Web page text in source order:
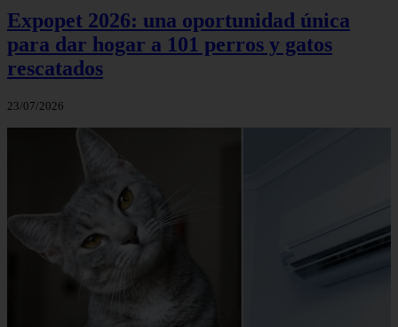
Expopet 2026: una oportunidad única
para dar hogar a 101 perros y gatos
rescatados
23/07/2026